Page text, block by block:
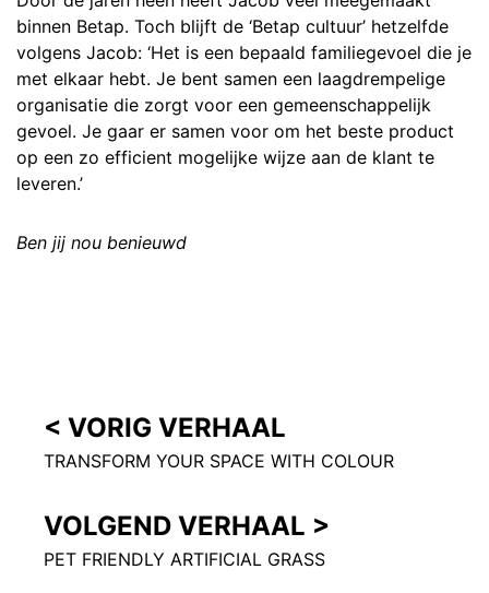
binnen Betap. Toch blijft de ‘Betap cultuur’ hetzelfde
volgens Jacob: ‘Het is een bepaald familiegevoel die je
met elkaar hebt. Je bent samen een laagdrempelige
organisatie die zorgt voor een gemeenschappelijk
gevoel. Je gaar er samen voor om het beste product
op een zo efficient mogelijke wijze aan de klant te
leveren.’
Ben jij nou benieuwd
< VORIG VERHAAL
TRANSFORM YOUR SPACE WITH COLOUR
VOLGEND VERHAAL >
PET FRIENDLY ARTIFICIAL GRASS